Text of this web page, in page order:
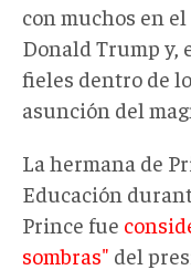
con muchos en
Donald Trump y,
fieles dentro de
asunción del
La hermana de
Educación
Prince fue
sombras" del